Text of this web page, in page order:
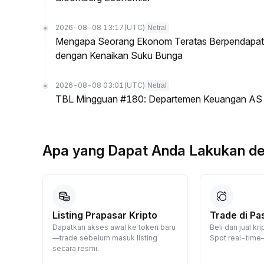
2026-08-08 13:17 (UTC) Netral
Mengapa Seorang Ekonom Teratas
dengan Kenaikan Suku Bunga
2026-08-08 03:01 (UTC) Netral
TBL Mingguan #180: Departemen Keuangan
Apa yang Dapat Anda Lakukan
Listing Prapasar Kripto
Dapatkan akses awal ke token baru
—trade sebelum masuk listing
secara resmi.
Trade di
Beli dan jual
Spot real-